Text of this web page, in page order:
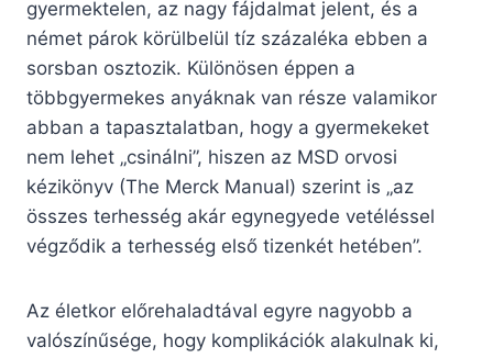
gyermektelen, az nagy fájdalmat jelent, és a
német párok körülbelül tíz százaléka ebben a
sorsban osztozik. Különösen éppen a
többgyermekes anyáknak van része valamikor
abban a tapasztalatban, hogy a gyermekeket
nem lehet „csinálni”, hiszen az MSD orvosi
kézikönyv (The Merck Manual) szerint is „az
összes terhesség akár egynegyede vetéléssel
végződik a terhesség első tizenkét hetében”.
Az életkor előrehaladtával egyre nagyobb a
valószínűsége, hogy komplikációk alakulnak ki,